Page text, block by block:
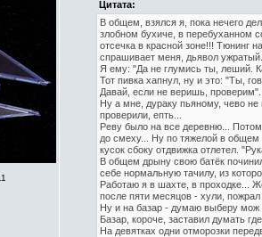
Цитата:
В общем, взялся я, пока нечего
злобном бухиче, в перебуханном
отсечка в красной зоне!!! Тюнинг
спрашивает меня, дьявол
Я ему: "Да не глумись ты, леший.
Тот пивка хапнул, ну и это: "Ты,
Давай, если не веришь, проверим".
Ну а мне, дураку пьяному, чево не
проверили, епть...
Реву было на все деревню...
до смеху... Ну по тяжелой в общем
кусок сбоку отдвижка отлетел.
В общем дрыну свою батёк
себе нормальную тачилу, из
Работаю я в шахте, в проходке...
после пяти месяцов - хули,
Ну и на базар - думаю выберу мож
Базар, короче, заставил думать
На девятках одни отморозки